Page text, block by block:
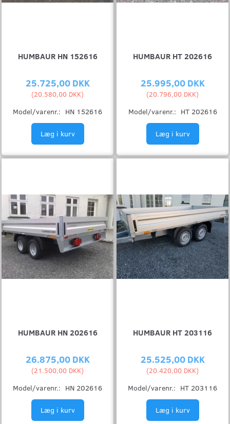
HUMBAUR HN 152616
25.725,00 DKK
(20.580,00 DKK)
Model/varenr.: HN 152616
Læg i kurv
HUMBAUR HT 202616
25.995,00 DKK
(20.796,00 DKK)
Model/varenr.: HT 202616
Læg i kurv
HUMBAUR HN 202616
26.875,00 DKK
(21.500,00 DKK)
Model/varenr.: HN 202616
Læg i kurv
HUMBAUR HT 203116
25.525,00 DKK
(20.420,00 DKK)
Model/varenr.: HT 203116
Læg i kurv